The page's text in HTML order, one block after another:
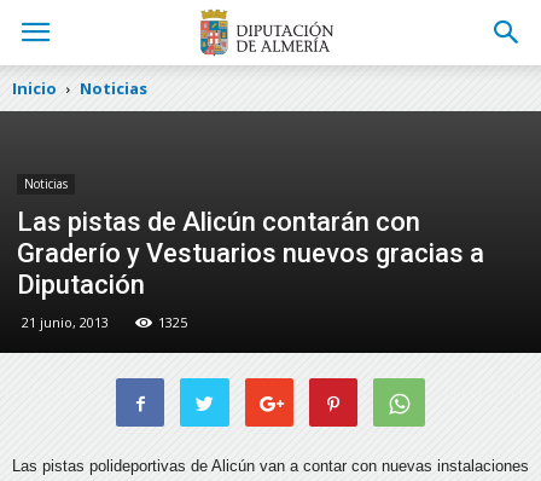
Inicio Noticias
Noticias
Las pistas de Alicún contarán con
Graderío y Vestuarios nuevos gracias a
Diputación
21 junio, 2013 1325
Las pistas polideportivas de Alicún van a contar con nuevas instalaciones